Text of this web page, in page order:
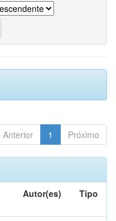
Anterior 1 Próximo
Autor(es) Tipo